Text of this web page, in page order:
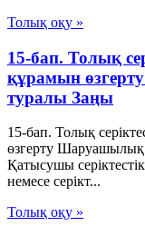
Толық оқу »
15-бап. Толық
құрамын
туралы Заңы
15-бап. Толық
өзгерту Шаруашылық
Қатысушы
немесе серiкт...
Толық оқу »